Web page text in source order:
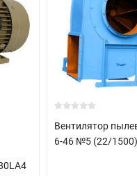
оборудования;
и тепловых потерь;
Вентилятор
6-46 №5 (22/